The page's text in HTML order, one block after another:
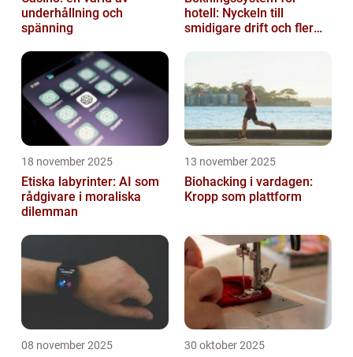
underhållning och
spänning
hotell: Nyckeln till
smidigare drift och fler
18 november 2025
Etiska labyrinter: AI som
rådgivare i moraliska
dilemman
13 november 2025
Biohacking i vardagen:
Kropp som plattform
08 november 2025 30 oktober 2025